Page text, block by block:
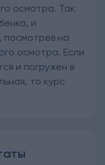
осмотра. Так
и
посмотрев на
осмотра. Если
и погружен в
то курс